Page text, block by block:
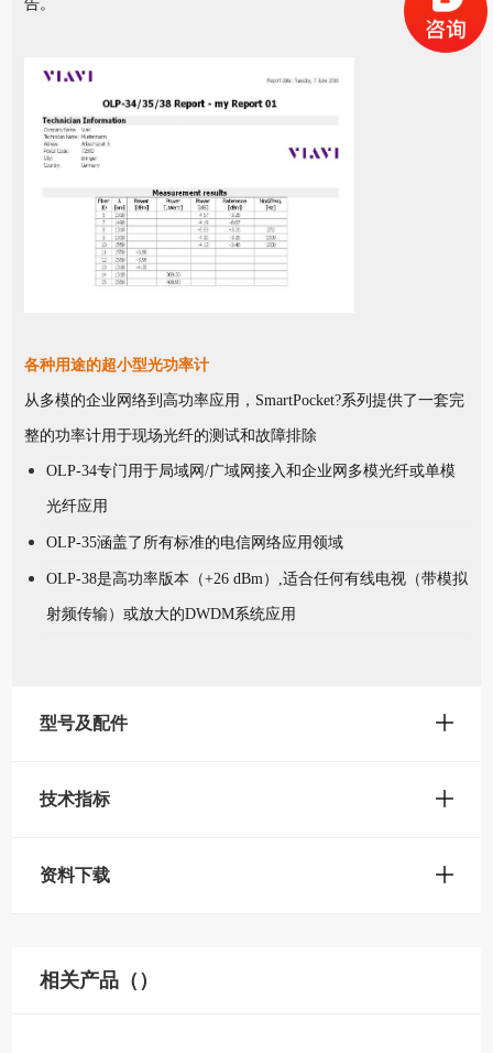
告。
各种用途的超小型光功率计
从多模的企业网络到高功率应用，SmartPocket?系列提供了一套完
整的功率计用于现场光纤的测试和故障排除
OLP-34专门用于局域网/广域网接入和企业网多模光纤或单模
光纤应用
OLP-35涵盖了所有标准的电信网络应用领域
OLP-38是高功率版本（+26 dBm）,适合任何有线电视（带模拟
射频传输）或放大的DWDM系统应用
型号及配件
技术指标
资料下载
相关产品（）